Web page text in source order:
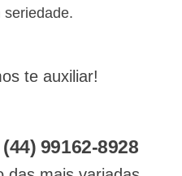
te auxiliar!
99162-8928